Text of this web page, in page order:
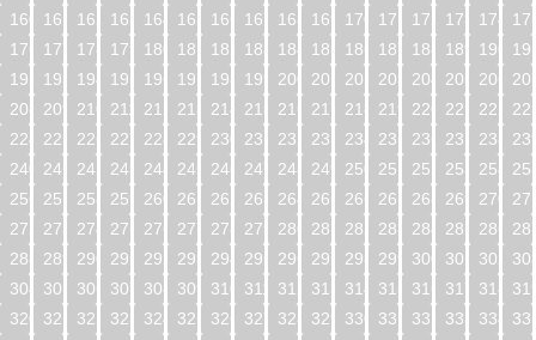
160
161 162 163 164 165 166 167 168 169 170 171 172 173 174
176
177 178 179 180 181 182 183 184 185 186 187 188 189 190
192
193 194 195 196 197 198 199 200 201 202 203 204 205 206
208
209 210 211 212 213 214 215 216 217 218 219 220 221 222
224
225 226 227 228 229 230 231 232 233 234 235 236 237 238
240
241 242 243 244 245 246 247 248 249 250 251 252 253 254
256
257 258 259 260 261 262 263 264 265 266 267 268 269 270
272
273 274 275 276 277 278 279 280 281 282 283 284 285 286
288
289 290 291 292 293 294 295 296 297 298 299 300 301 302
304
305 306 307 308 309 310 311 312 313 314 315 316 317 318
320
321 322 323 324 325 326 327 328 329 330 331 332 333 334